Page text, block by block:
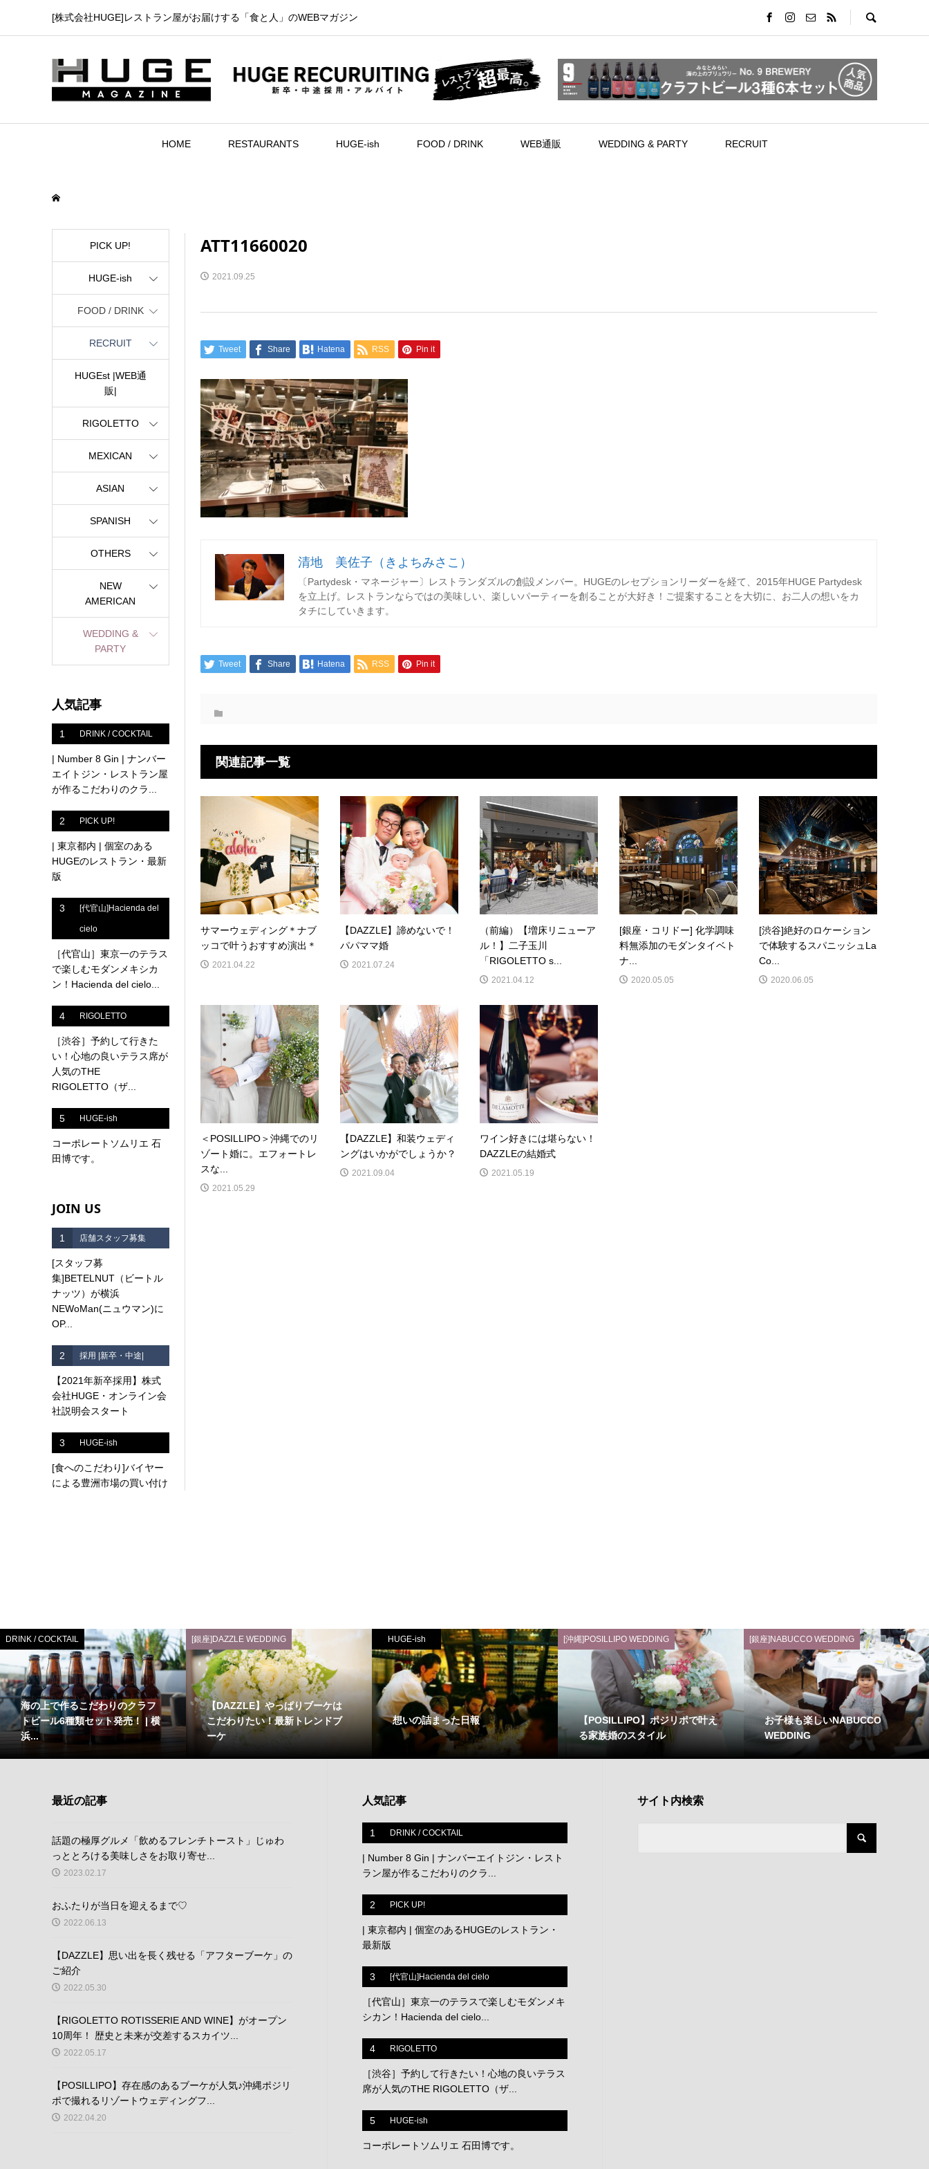
[株式会社HUGE]レストラン屋がお届けする「食と人」のWEBマガジン
HOME RESTAURANTS HUGE-ish FOOD / DRINK WEB通販 WEDDING & PARTY RECRUIT
ATT11660020
2021.09.25
Tweet Share Hatena RSS Pin it
清地 美佐子（きよちみさこ）
〔Partydesk・マネージャー〕レストランダズルの創設メンバー。HUGEのレセプションリーダーを経て、2015年HUGE Partydesk
を立上げ。レストランならではの美味しい、楽しいパーティーを創ることが大好き！ご提案することを大切に、お二人の想いをカ
タチにしていきます。
Tweet Share Hatena RSS Pin it
関連記事一覧
サマーウェディング＊ナブ
ッコで叶うおすすめ演出＊
2021.04.22
【DAZZLE】諦めないで！
パパママ婚
2021.07.24
（前編）【増床リニューア
ル！】二子玉川
「RIGOLETTO s...
2021.04.12
[銀座・コリドー] 化学調味
料無添加のモダンタイベト
ナ...
2020.05.05
[渋谷]絶好のロケーション
で体験するスパニッシュLa
Co...
2020.06.05
＜POSILLIPO＞沖縄でのリ
ゾート婚に。エフォートレ
スな...
2021.05.29
【DAZZLE】和装ウェディ
ングはいかがでしょうか？
2021.09.04
ワイン好きには堪らない！
DAZZLEの結婚式
2021.05.19
PICK UP!
HUGE-ish
FOOD / DRINK
RECRUIT
HUGEst |WEB通
販|
RIGOLETTO
MEXICAN
ASIAN
SPANISH
OTHERS
NEW
AMERICAN
WEDDING &
PARTY
人気記事
1 DRINK / COCKTAIL
| Number 8 Gin | ナンバー
エイトジン・レストラン屋
が作るこだわりのクラ...
2 PICK UP!
| 東京都内 | 個室のある
HUGEのレストラン・最新
版
3 [代官山]Hacienda del
cielo
［代官山］東京一のテラス
で楽しむモダンメキシカ
ン！Hacienda del cielo...
4 RIGOLETTO
［渋谷］予約して行きた
い！心地の良いテラス席が
人気のTHE
RIGOLETTO（ザ...
5 HUGE-ish
コーポレートソムリエ 石
田博です。
JOIN US
1 店舗スタッフ募集
[スタッフ募
集]BETELNUT（ビートル
ナッツ）が横浜
NEWoMan(ニュウマン)に
OP...
2 採用 |新卒・中途|
【2021年新卒採用】株式
会社HUGE・オンライン会
社説明会スタート
3 HUGE-ish
[食へのこだわり]バイヤー
による豊洲市場の買い付け
DRINK / COCKTAIL
海の上で作るこだわりのクラフ
トビール6種類セット発売！ | 横
浜...
[銀座]DAZZLE WEDDING
【DAZZLE】やっぱりブーケは
こだわりたい！最新トレンドブ
ーケ
HUGE-ish
想いの詰まった日報
[沖縄]POSILLIPO WEDDING
【POSILLIPO】ポジリポで叶え
る家族婚のスタイル
[銀座]NABUCCO WEDDING
お子様も楽しいNABUCCO
WEDDING
最近の記事
話題の極厚グルメ「飲めるフレンチトースト」じゅわ
っととろける美味しさをお取り寄せ...
2023.02.17
おふたりが当日を迎えるまで♡
2022.06.13
【DAZZLE】思い出を長く残せる「アフターブーケ」の
ご紹介
2022.05.30
【RIGOLETTO ROTISSERIE AND WINE】がオープン
10周年！ 歴史と未来が交差するスカイツ...
2022.05.17
【POSILLIPO】存在感のあるブーケが人気♪沖縄ポジリ
ポで撮れるリゾートウェディングフ...
2022.04.20
人気記事
1 DRINK / COCKTAIL
| Number 8 Gin | ナンバーエイトジン・レスト
ラン屋が作るこだわりのクラ...
2 PICK UP!
| 東京都内 | 個室のあるHUGEのレストラン・
最新版
3 [代官山]Hacienda del cielo
［代官山］東京一のテラスで楽しむモダンメキ
シカン！Hacienda del cielo...
4 RIGOLETTO
［渋谷］予約して行きたい！心地の良いテラス
席が人気のTHE RIGOLETTO（ザ...
5 HUGE-ish
コーポレートソムリエ 石田博です。
サイト内検索